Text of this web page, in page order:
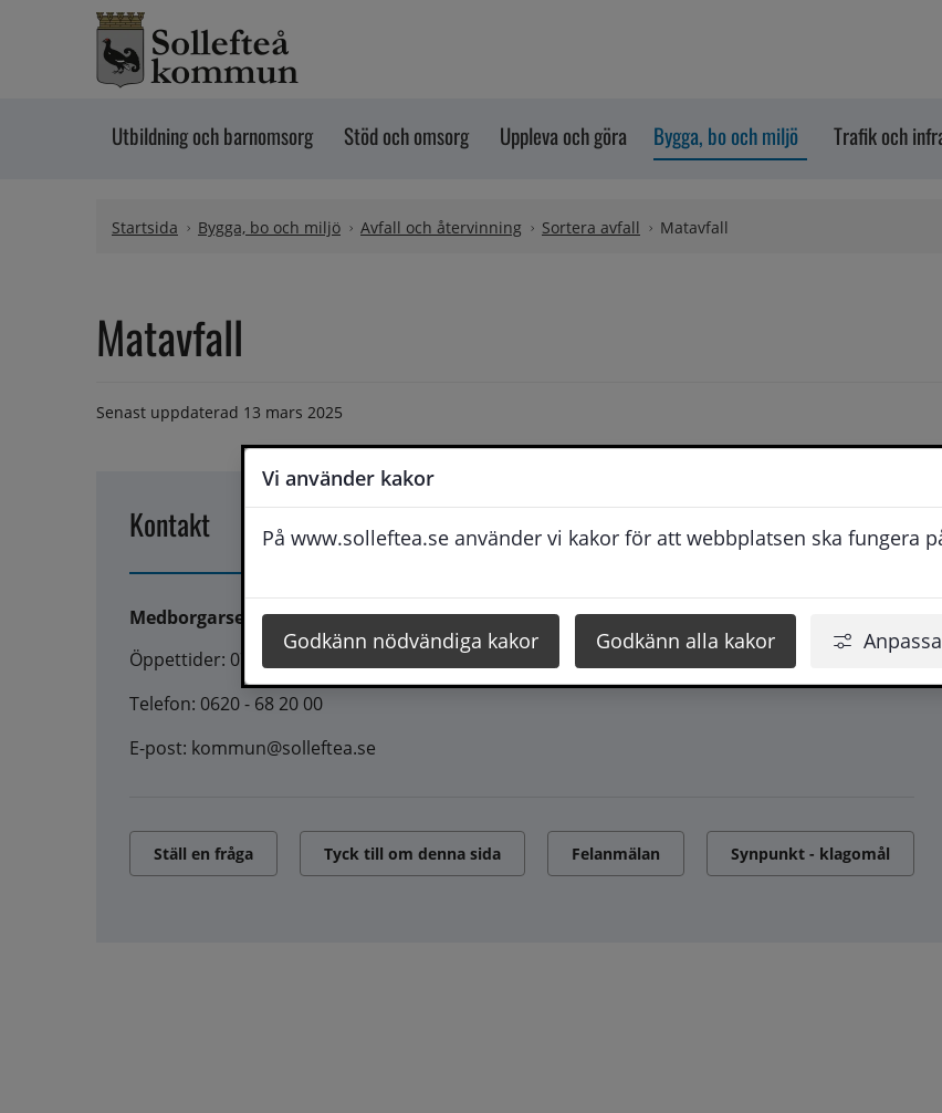
Vi använder kakor
På www.solleftea.se använder vi kakor för att webbplatsen ska fungera
Godkänn nödvändiga kakor Godkänn alla kakor
Hoppa till innehåll
Utbildning och barnomsorg Stöd och omsorg Uppleva och göra Bygga, bo och miljö Trafik och
Startsida Bygga, bo och miljö Avfall och återvinning Sortera avfall Matavfall
Matavfall
Senast uppdaterad 13 mars 2025
Kontakt
Medborgarservice
Öppettider: 07:45 - 16:30
Telefon: 0620 - 68 20 00
E-post: kommun@solleftea.se
Ställ en fråga Tyck till om denna sida Felanmälan Synpunkt - klagomål